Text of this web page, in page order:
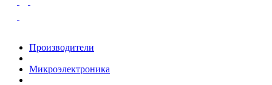
Производители
Микроэлектроника